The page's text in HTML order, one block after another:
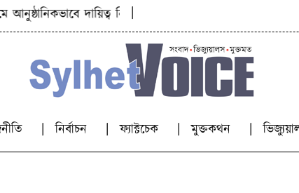
দায়িত্ব নিলেন নাসিম হোসাইন ‘মৌলিক
|
নির্বাচন ফ্যাক্টচেক মুক্তকথন